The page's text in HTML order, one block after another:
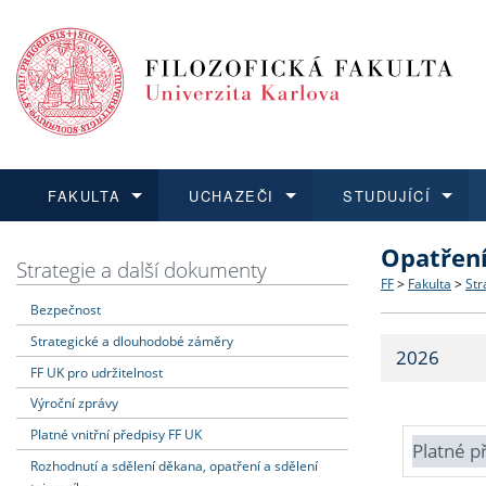
FAKULTA
Dozvědět se více
Struktura
Strategie
Fakultní
UCHAZEČI
Podat přihlášku
Co
Učitelské
STUDUJÍCÍ
Dozvědět se více
Dozvědět se více
O vědě a
Dozvědět se více
Aktuální
Strategie a další dokumenty
Bezpečnost
Strategické a dlouhodobé záměry
FF UK pro udržitelnost
Výroční zprávy
Platné vnitřní předpisy FF UK
Rozhodnutí a sdělení děkana, opatření a sdělení
FF > Fakulta >
2026
Platné